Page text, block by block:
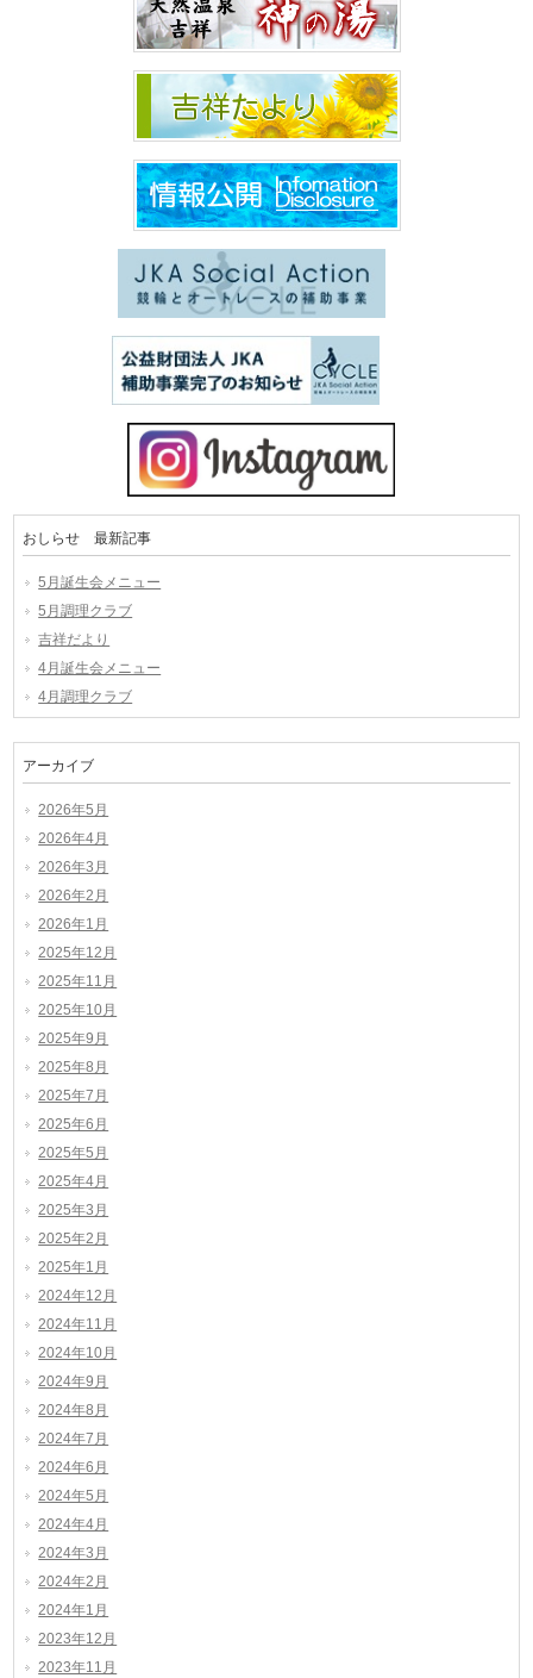
おしらせ 最新記事
5月誕生会メニュー
5月調理クラブ
吉祥だより
4月誕生会メニュー
4月調理クラブ
アーカイブ
2026年5月
2026年4月
2026年3月
2026年2月
2026年1月
2025年12月
2025年11月
2025年10月
2025年9月
2025年8月
2025年7月
2025年6月
2025年5月
2025年4月
2025年3月
2025年2月
2025年1月
2024年12月
2024年11月
2024年10月
2024年9月
2024年8月
2024年7月
2024年6月
2024年5月
2024年4月
2024年3月
2024年2月
2024年1月
2023年12月
2023年11月